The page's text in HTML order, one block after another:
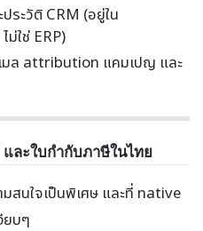
ระวัติ CRM (อยู่ใน
ใช่ ERP)
มล attribution แคมเปญ และ
ละใบกำกับภาษีในไทย
สนใจเป็นพิเศษ และที่ native
ยบๆ